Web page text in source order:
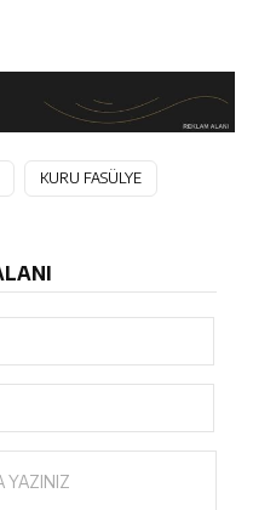
KURU FASÜLYE